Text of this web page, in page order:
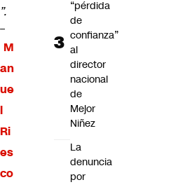
”.
–
M
an
ue
l
Ri
es
co
“pérdida
de
confianza”
al
director
nacional
de
Mejor
Niñez
La
denuncia
por